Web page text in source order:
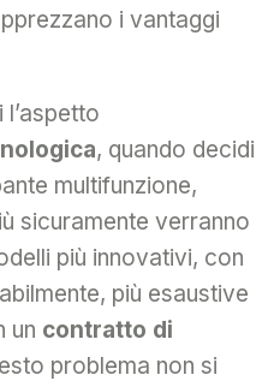
i vantaggi
, quando decidi
multifunzione,
sicuramente verranno
più innovativi, con
più esaustive
un contratto di
problema non si